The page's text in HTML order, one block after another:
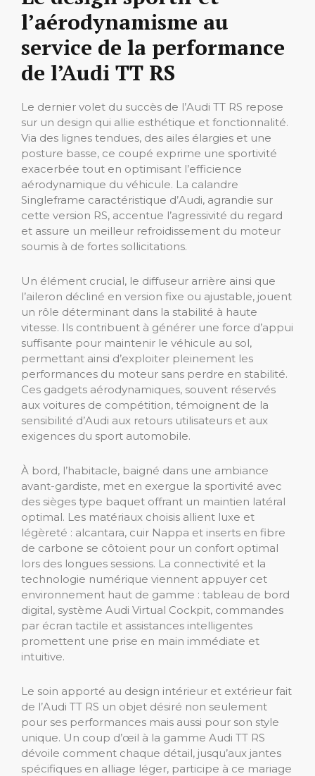
l’aérodynamisme au
service de la performance
de l’Audi TT RS
Le dernier volet du succès de l’Audi TT RS repose
sur un design qui allie esthétique et fonctionnalité.
Via des lignes tendues, des ailes élargies et une
posture basse, ce coupé exprime une sportivité
exacerbée tout en optimisant l’efficience
aérodynamique du véhicule. La calandre
Singleframe caractéristique d’Audi, agrandie sur
cette version RS, accentue l’agressivité du regard
et assure un meilleur refroidissement du moteur
soumis à de fortes sollicitations.
Un élément crucial, le diffuseur arrière ainsi que
l’aileron décliné en version fixe ou ajustable, jouent
un rôle déterminant dans la stabilité à haute
vitesse. Ils contribuent à générer une force d’appui
suffisante pour maintenir le véhicule au sol,
permettant ainsi d’exploiter pleinement les
performances du moteur sans perdre en stabilité.
Ces gadgets aérodynamiques, souvent réservés
aux voitures de compétition, témoignent de la
sensibilité d’Audi aux retours utilisateurs et aux
exigences du sport automobile.
À bord, l’habitacle, baigné dans une ambiance
avant-gardiste, met en exergue la sportivité avec
des sièges type baquet offrant un maintien latéral
optimal. Les matériaux choisis allient luxe et
légèreté : alcantara, cuir Nappa et inserts en fibre
de carbone se côtoient pour un confort optimal
lors des longues sessions. La connectivité et la
technologie numérique viennent appuyer cet
environnement haut de gamme : tableau de bord
digital, système Audi Virtual Cockpit, commandes
par écran tactile et assistances intelligentes
promettent une prise en main immédiate et
intuitive.
Le soin apporté au design intérieur et extérieur fait
de l’Audi TT RS un objet désiré non seulement
pour ses performances mais aussi pour son style
unique. Un coup d’œil à la gamme Audi TT RS
dévoile comment chaque détail, jusqu’aux jantes
spécifiques en alliage léger, participe à ce mariage